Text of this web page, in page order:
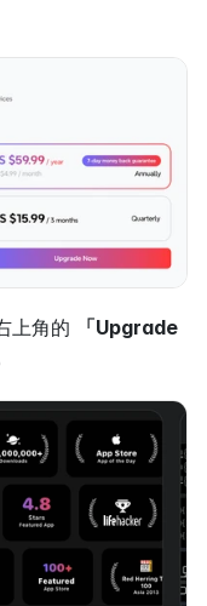
上角的
「Upgrade